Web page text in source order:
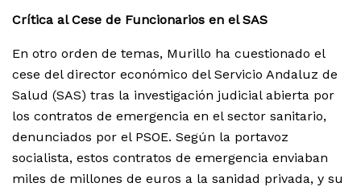
Crítica al Cese de Funcionarios en el SAS
En otro orden de temas, Murillo ha cuestionado el
cese del director económico del Servicio Andaluz de
Salud (SAS) tras la investigación judicial abierta por
los contratos de emergencia en el sector sanitario,
denunciados por el PSOE. Según la portavoz
socialista, estos contratos de emergencia enviaban
miles de millones de euros a la sanidad privada, y su